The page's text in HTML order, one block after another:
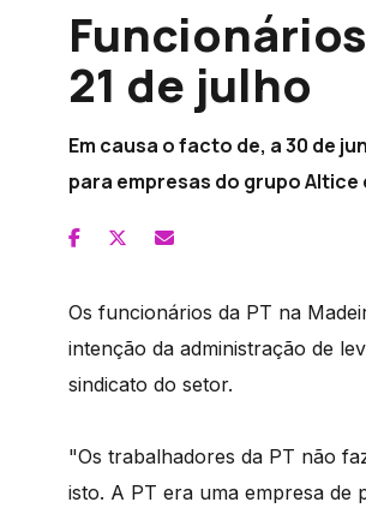
21 de julho
Em causa o facto de, a 30 de
para empresas do grupo Altice
Os funcionários da PT na
intenção da administração de
sindicato do setor.
"Os trabalhadores da PT não
isto. A PT era uma empresa de